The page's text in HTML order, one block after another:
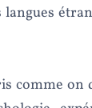
comme on